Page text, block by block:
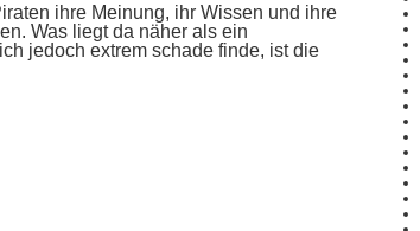
ihre Meinung, ihr Wissen und ihre
Was liegt da näher als ein
jedoch extrem schade finde, ist die